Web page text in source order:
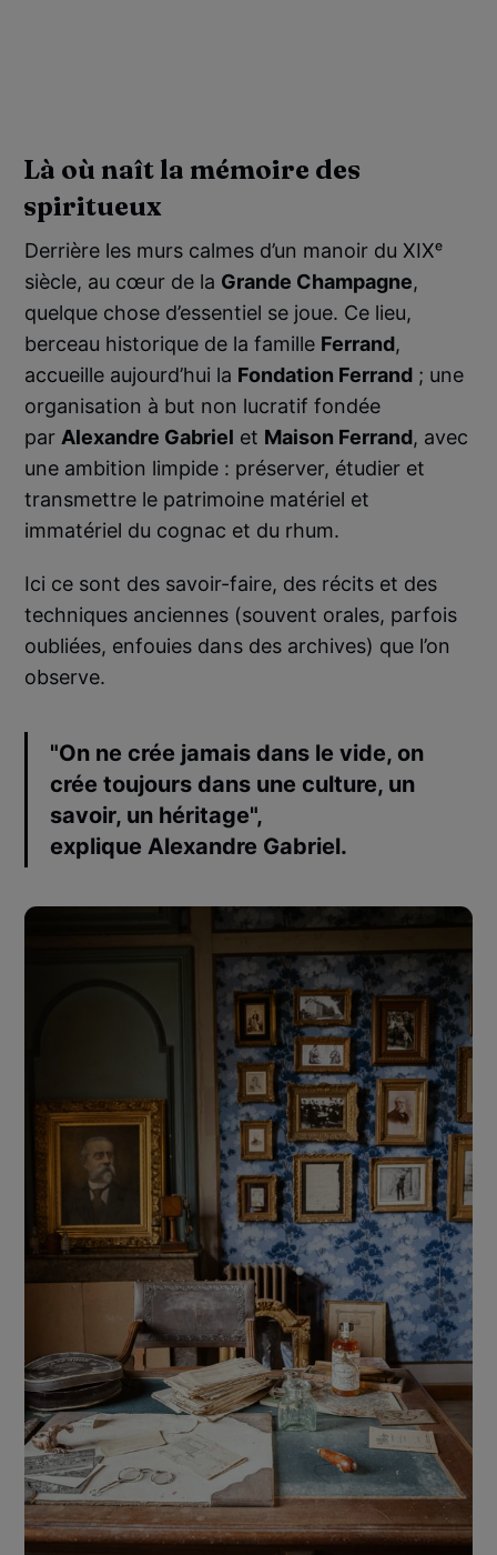
Là où naît la mémoire des
spiritueux
Derrière les murs calmes d’un manoir du XIXᵉ
siècle, au cœur de la Grande Champagne,
quelque chose d’essentiel se joue. Ce lieu,
berceau historique de la famille Ferrand,
accueille aujourd’hui la Fondation Ferrand ; une
organisation à but non lucratif fondée
par Alexandre Gabriel et Maison Ferrand, avec
une ambition limpide : préserver, étudier et
transmettre le patrimoine matériel et
immatériel du cognac et du rhum.
Ici ce sont des savoir-faire, des récits et des
techniques anciennes (souvent orales, parfois
oubliées, enfouies dans des archives) que l’on
observe.
"On ne crée jamais dans le vide, on
crée toujours dans une culture, un
savoir, un héritage",
explique Alexandre Gabriel.